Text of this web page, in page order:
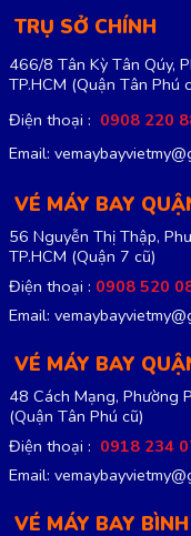
VÉ MÁY BAY
(Quận Tân Phú cũ)
Điện thoại :0918 234
Email:
Quốc Lộ 13, Phường
TP.HCM
Điện thoại :0915 699
Email:
Đại lý cấp 2
©CÔNG TY TNHH DU
Mã số thuế: